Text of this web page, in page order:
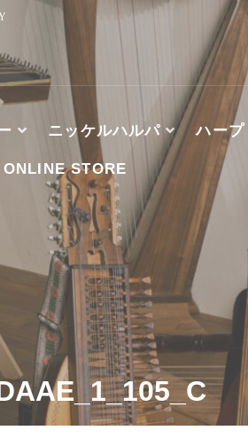
輸入販売・修理 DUSTY
MCSPADDEN DULCIMERS正
ニッケルハルパ ハープ
ONLINE STORE